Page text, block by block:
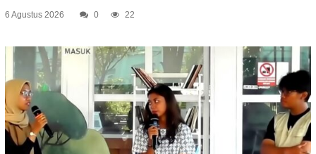
6 Agustus 2026 0 22